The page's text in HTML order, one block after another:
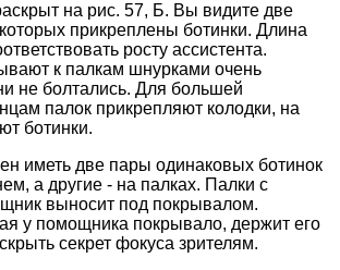
на рис. 57, Б. Вы видите две
прикреплены ботинки. Длина
росту ассистента.
к палкам шнурками очень
не болтались. Для большей
палок прикрепляют колодки, на
ботинки.
иметь две пары одинаковых ботинок
а другие - на палках. Палки с
выносит под покрывалом.
у помощника покрывало, держит его
секрет фокуса зрителям.